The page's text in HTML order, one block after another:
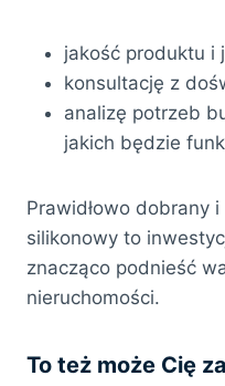
jakość produktu i
konsultację z
analizę potrzeb
jakich będzie
Prawidłowo dobrany
silikonowy to
znacząco podnieść
nieruchomości.
To też może Cię